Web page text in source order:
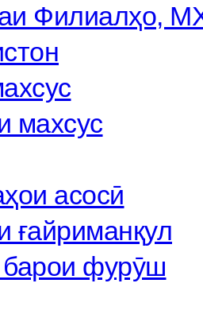
Филиалҳо,
махсус
асосӣ
ғайриманқул
фурӯш